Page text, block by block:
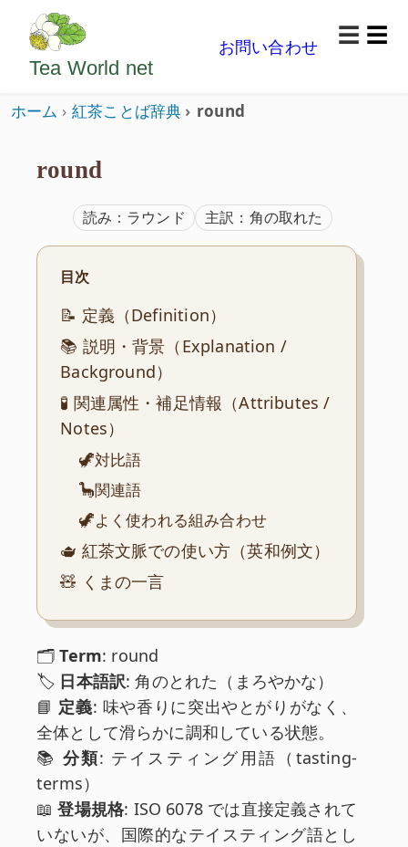
ようこそいらっしゃいました。どうぞごゆっくり楽
Tea World net
お問い合わせ
☰
ホーム 紅茶ことば辞典 round
round
読み：ラウンド 主訳：角の取れた
目次
📝 定義（Definition）
📚 説明・背景（Explanation /
Background）
🧪 関連属性・補足情報（Attributes /
Notes）
🦖対比語
🦕関連語
🦖よく使われる組み合わせ
🫖 紅茶文脈での使い方（英和例文）
🧸 くまの一言
🗂️Term: round
🏷️ 日本語訳: 角のとれた（まろやかな）
📘 定義: 味や香りに突出やとがりがなく、
全体として滑らかに調和している状態。
📚 分類: テイスティング用語（tasting-
terms）
📖登場規格: ISO 6078 では直接定義されて
いないが、国際的なテイスティング語とし